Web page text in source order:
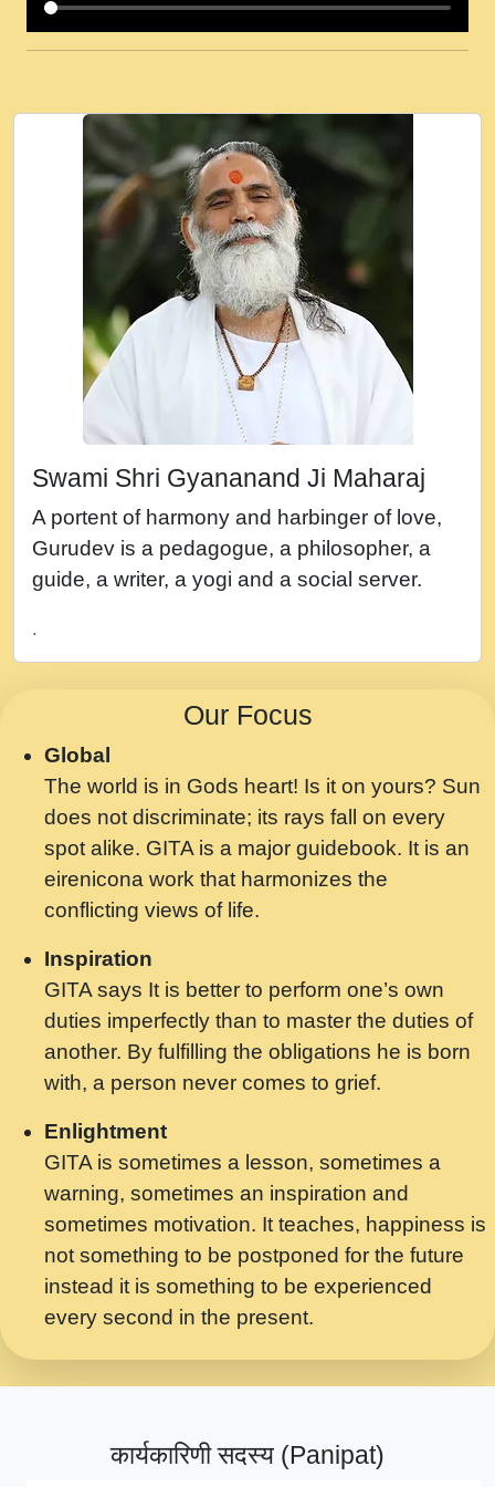
कई पकड क मर हथ र मह वदवन पहच दय! मह जन
Ki - Krishna Bhajan - New Bhajan 2020
#Ishwar Bhakti.mp3
जब से गीता ज्ञान पाया मैं बड़ी मस्ती में हूँ । 2018 -
Rishikesh - Ratan Ji Rasik.mp3
तन हल दल द सनव मड उतत सर रख क, नल रव त
गल लग जव त सर उतत हथ रख द!.mp3
तू कर प्रीतम से प्रीत, यूहीं दिन बीतते जाते हैं ।
2018 - Rishikesh - Swami Gyananand Ji
Maharaj.mp3
न म गवद गपल गद फर, पयर महन न रझद फर! shri
नह भरस रह लडडल... अपन खट करम क !!!! मह दद
सहर चरण क .....mp3
बगड नसब कसन सवर तर बगर Shri ravinandan
shastri ji maharaj.mp3
Chahe Ram Ho Chahe Shyam Ho.mp3
मझ अपन जवन बनन न आय, रठ हर क मनन न आय
Shri ravinandan shastri ji maharaj.mp3
मन अशांत मंत्र जाप - गीता प्रेरणा -Swami
Gyananand Ji Maharaj.mp3
मन बध लय परम वल कगन Special Shyam
Saawariya.mp3
मर गनय न अपरध लडडल शर रध.... Shri
ravinandan shastri ji maharaj.mp3
मेरे मन हरी का ध्यान लगा - भजन भाव - 2018 -
Rishikesh - Swami Gyananand Ji
Maharaj.mp3
यह हसरत तलब ह नकज कमर Yahi Hasraten
Talab Hai Bhav Pravah #bhajan.mp3
लडल ज बल ल क ज न लग Sadhvi Purnima Ji
7.9.2021 जवल नगर दलल #बसर.mp3
सख भ मझ पयर ह दख भ मझ पयर ह!छड म कस दत
सपरहट भजन 2021 - तर अखय ह जद भर बहर ज म
सपरहट शयम भजन - जय जय शयम जय जय शयम
Swami Shri Gyananand Ji Maharaj
A portent of harmony and harbinger of love,
Gurudev is a pedagogue, a philosopher, a
guide, a writer, a yogi and a social server.
.
Our Focus
Global
The world is in Gods heart! Is it on yours? Sun
does not discriminate; its rays fall on every
spot alike. GITA is a major guidebook. It is an
eirenicona work that harmonizes the
conflicting views of life.
Inspiration
GITA says It is better to perform one’s own
duties imperfectly than to master the duties of
another. By fulfilling the obligations he is born
with, a person never comes to grief.
Enlightment
GITA is sometimes a lesson, sometimes a
warning, sometimes an inspiration and
sometimes motivation. It teaches, happiness is
not something to be postponed for the future
instead it is something to be experienced
every second in the present.
कार्यकारिणी सदस्य (Panipat)